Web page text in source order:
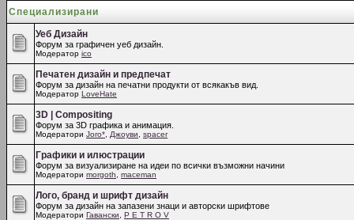
Специализирани
Уеб Дизайн
Форум за графичен уеб дизайн.
Модератор ico
Печатен дизайн и предпечат
Форум за дизайн на печатни продукти от всякакъв вид.
Модератор LoveHate
3D | Compositing
Форум за 3D графика и анимация.
Модератори Joro* Джоуви spacer
Графики и илюстрации
Форум за визуализиране на идеи по всички възможни начини
Модератори morgoth maceman
Лого, бранд и шрифт дизайн
Форум за дизайн на запазени знаци и авторски шрифтове
Модератори Гавански P E T R O V